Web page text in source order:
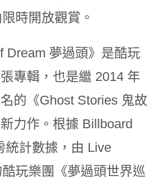
時開放觀賞。
Dream 夢過頭》是酷玩
專輯，也是繼 2014 年
的《Ghost Stories 鬼故
力作。根據 Billboard
統計數據，由 Live
玩樂團《夢過頭世界巡